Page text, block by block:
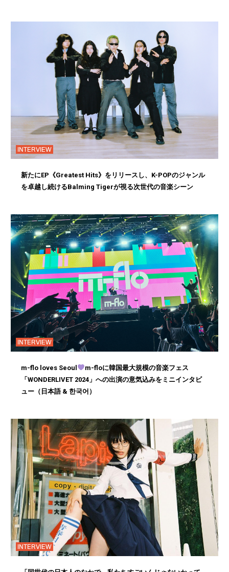
INTERVIEW
新たにEP《Greatest Hits》をリリースし、K-POPのジャンル
を卓越し続けるBalming Tigerが視る次世代の音楽シーン
INTERVIEW
m-flo loves Seoul
m-floに韓国最大規模の音楽フェス
「WONDERLIVET 2024」への出演の意気込みをミニインタビ
ュー（日本語 & 한국어）
INTERVIEW